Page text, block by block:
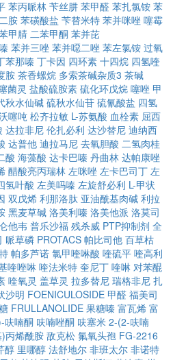
苯丙哌林 苄丝肼 苯甲醛 苯扎氯铵 苯
胺 苯磺酸盐 苄替米特 苯并咪唑 噻霉
甲腈 二苯甲酮 苯并芘
苯并三唑 苯并噁二唑 苯左氯铵 过氧
苯那嗪 丁卡因 四环素 十四烷 四氢喹
胺 茶香螺烷 多索茶碱杂质3 茶碱
菌灵 盐酸硫胺素 硫化环戊烷 噻唑 甲
秋水仙碱 硫秋水仙苷 硫氰酸盐 四氢
噻吨 松齐拉敏 L-苏氨酸 血栓素 屈西
达拉非尼 伦扎必利 达沙替尼 迪纳西
达普他 迪拉马尼 去氧胆酸 二氢肉桂
酸 海藻酸 达卡巴嗪 丹曲林 达帕康唑
醋酸亮丙瑞林 左咪唑 左卡巴司丁 左
氢叶酸 左美吗嗪 左旋舒必利 L-甲状
双戊烯 利那洛肽 亚油酰基肉碱 利拉
黑麦草碱 洛美利嗪 洛美他派 洛莫司
他韦 普乐沙福 残杀威 PTP抑制剂 全
哌草磷 PROTACS 帕比司他 百草枯
帕多芦诺 氯甲喹啉酸 喹硫平 喹高利
喹唑啉喹法米特 奎尼丁 喹啉 对苯醌
喹氧灵 盖草灵 拉多替尼 瑞格非尼 扎
沙明 FOENICULOSIDE 甲醛 福美司
FRULLANOLIDE 果糖嗪 富瓦烯 富
呋喃酮 呋喃唑酮 呋塞米 2-(2-呋喃
丙烯酰胺 敌克松 氟氧头孢 FG-2216
醇 里哪醇 法舒地尔 非班太尔 非诺特